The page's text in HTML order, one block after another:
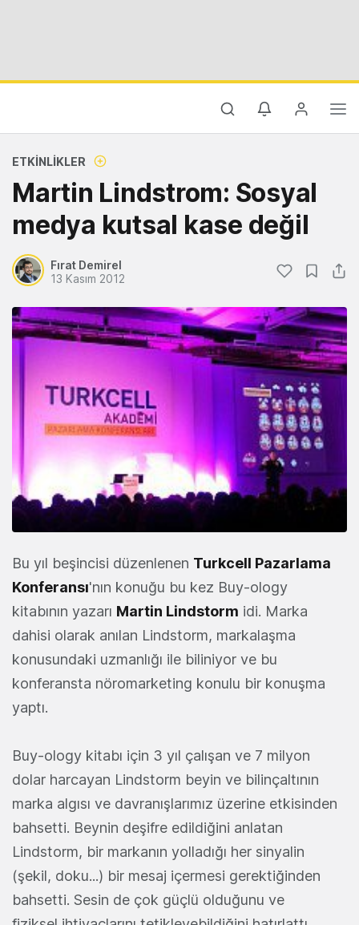
ETKINLIKLER
Martin Lindstrom: Sosyal
medya kutsal kase değil
Fırat Demirel
13 Kasım 2012
Bu yıl beşincisi düzenlenen Turkcell Pazarlama
Konferansı'nın konuğu bu kez Buy-ology
kitabının yazarı Martin Lindstorm idi. Marka
dahisi olarak anılan Lindstorm, markalaşma
konusundaki uzmanlığı ile biliniyor ve bu
konferansta nöromarketing konulu bir konuşma
yaptı.
Buy-ology kitabı için 3 yıl çalışan ve 7 milyon
dolar harcayan Lindstorm beyin ve bilinçaltının
marka algısı ve davranışlarımız üzerine etkisinden
bahsetti. Beynin deşifre edildiğini anlatan
Lindstorm, bir markanın yolladığı her sinyalin
(şekil, doku...) bir mesaj içermesi gerektiğinden
bahsetti. Sesin de çok güçlü olduğunu ve